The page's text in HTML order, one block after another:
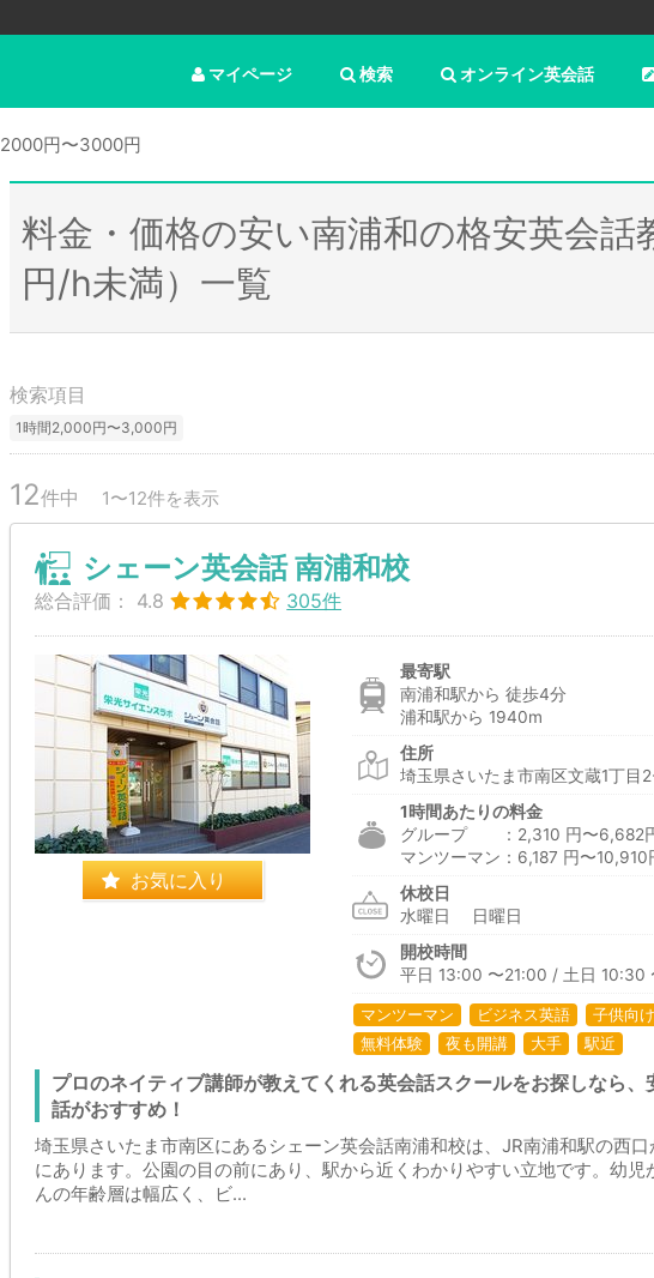
オンライン英会話
検索
マイページ
2000円〜3000円
料金・価格の安い南浦和の格安英会
円/h未満）一覧
検索項目
1時間2,000円〜3,000円
12件中 1〜12件を表示
シェーン英会話 南浦和校
総合評価： 4.8 305件
お気に入り
最寄駅
南浦和駅から 徒歩4分
浦和駅から 1940m
住所
埼玉県さいたま市南区文蔵1丁目
1時間あたりの料金
グループ ：2,310 円〜6,682
マンツーマン：6,187 円〜10,910
休校日
水曜日 日曜日
開校時間
平日 13:00 〜21:00 / 土日 10:30
マンツーマン ビジネス英語 子供向
無料体験
夜も開講 大手 駅近
プロのネイティブ講師が教えてくれる英会話スクールをお探しなら、
話がおすすめ！
埼玉県さいたま市南区にあるシェーン英会話南浦和校は、JR南浦和駅の西
にあります。公園の目の前にあり、駅から近くわかりやすい立地です。幼児
んの年齢層は幅広く、ビ...